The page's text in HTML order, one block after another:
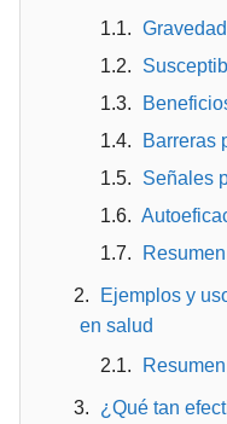
Barreras
Señales
Resumen
Ejemplos y
en salud
Resumen
¿Qué tan